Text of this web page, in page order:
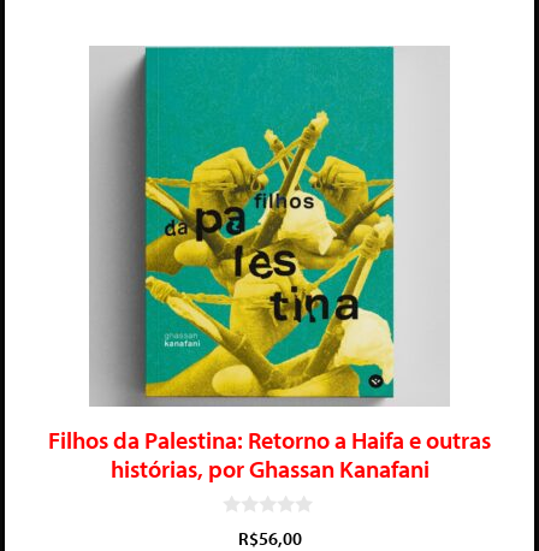
Filhos da Palestina: Retorno a Haifa e outras
histórias, por Ghassan Kanafani
R$56,00